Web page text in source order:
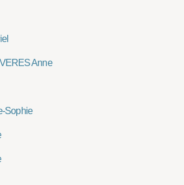
Anne
Sophie